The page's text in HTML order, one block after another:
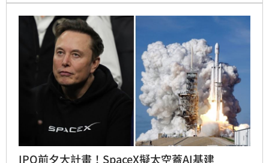
題ETF夯爆，不僅受益人數創新高、年初迄今更吸引破
萬人搶進，成為今年海外熱門ETF的「新三本柱」，高
人氣買氣不墜。
IPO前夕大計畫！SpaceX擬太空蓋AI基建